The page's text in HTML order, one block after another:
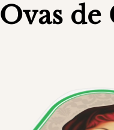
Ovas de